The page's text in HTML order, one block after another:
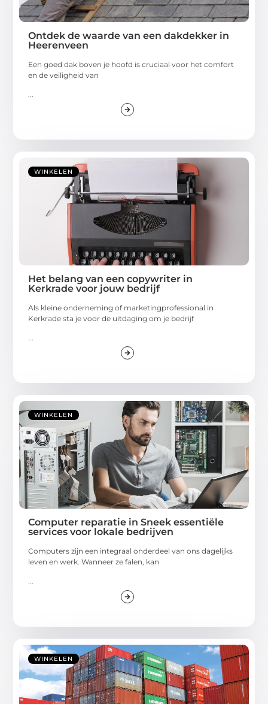
Ontdek de waarde van een dakdekker in
Heerenveen
Een goed dak boven je hoofd is cruciaal voor het comfort
en de veiligheid van
WINKELEN
Het belang van een copywriter in
Kerkrade voor jouw bedrijf
Als kleine onderneming of marketingprofessional in
Kerkrade sta je voor de uitdaging om je bedrijf
...
WINKELEN
Computer reparatie in Sneek essentiële
services voor lokale bedrijven
Computers zijn een integraal onderdeel van ons dagelijks
leven en werk. Wanneer ze falen, kan
WINKELEN